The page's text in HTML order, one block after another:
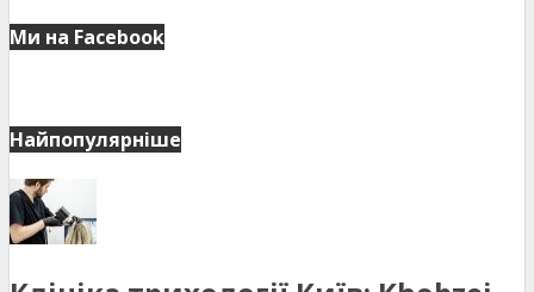
Ми на Facebook
Найпопулярніше